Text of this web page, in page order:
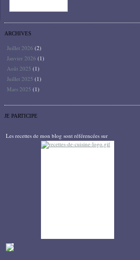
ARCHIVES
Juillet 2026 (2)
Janvier 2026 (1)
Août 2025 (1)
Juillet 2025 (1)
Mars 2025 (1)
JE PARTICIPE
Les recettes de mon blog sont référencées sur